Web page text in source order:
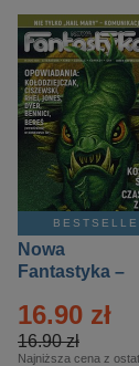
Nowa
Fantastyka –
16.90 zł
16.90 zł
Najniższa cena z